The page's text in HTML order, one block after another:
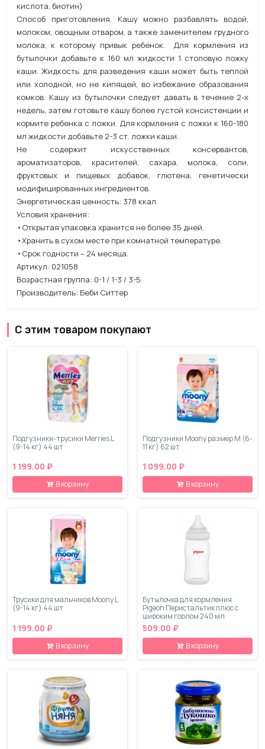
кислота, биотин)
Способ приготовления. Кашу можно разбавлять водой,
молоком, овощным отваром, а также заменителем грудного
молока, к которому привык ребенок. Для кормления из
бутылочки добавьте к 160 мл жидкости 1 столовую ложку
каши. Жидкость для разведения каши может быть теплой
или холодной, но не кипящей, во избежание образования
комков. Кашу из бутылочки следует давать в течение 2-х
недель, затем готовьте кашу более густой консистенции и
кормите ребенка с ложки. Для кормления с ложки к 160-180
мл жидкости добавьте 2-3 ст. ложки каши.
Не содержит искусственных консервантов,
ароматизаторов, красителей, сахара, молока, соли,
фруктовых и пищевых добавок, глютена, генетически
модифицированных ингредиентов.
Энергетическая ценность: 378 ккал.
Условия хранения:
•Открытая упаковка хранится не более 35 дней.
•Хранить в сухом месте при комнатной температуре.
•Срок годности – 24 месяца.
Артикул: 021058
Возрастная группа: 0-1 / 1-3 / 3-5
Производитель: Беби Ситтер
С этим товаром покупают
Подгузники-трусики Merries L
(9-14 кг) 44 шт
1 199.00 ₽
В корзину
Подгузники Moony размер M (6-
11 кг) 62 шт
1 099.00 ₽
В корзину
Трусики для мальчиков Moony L
(9-14 кг) 44 шт
1 199.00 ₽
В корзину
Бутылочка для кормления
Pigeon Перистальтик плюс с
широким горлом 240 мл
509.00 ₽
В корзину